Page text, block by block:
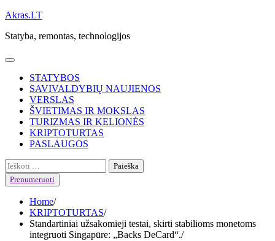
Skip
content
Akras.LT
Statyba, remontas, technologijos
STATYBOS
SAVIVALDYBIŲ NAUJIENOS
VERSLAS
ŠVIETIMAS IR MOKSLAS
TURIZMAS IR KELIONĖS
KRIPTOTURTAS
PASLAUGOS
Ieškoti:
Prenumeruoti
Home
KRIPTOTURTAS
Standartiniai užsakomieji testai, skirti stabilioms monetoms
integruoti Singapūre: „Backs DeCard“.